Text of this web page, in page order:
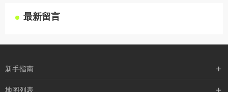
最新留言
新手指南
购买流程
地图列表